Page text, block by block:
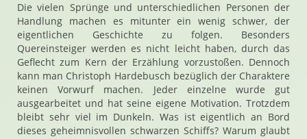
Die vielen Sprünge und unterschiedlichen Personen der
Handlung machen es mitunter ein wenig schwer, der
eigentlichen Geschichte zu folgen. Besonders
Quereinsteiger werden es nicht leicht haben, durch das
Geflecht zum Kern der Erzählung vorzustoßen. Dennoch
kann man Christoph Hardebusch bezüglich der Charaktere
keinen Vorwurf machen. Jeder einzelne wurde gut
ausgearbeitet und hat seine eigene Motivation. Trotzdem
bleibt sehr viel im Dunkeln. Was ist eigentlich an Bord
dieses geheimnisvollen schwarzen Schiffs? Warum glaubt